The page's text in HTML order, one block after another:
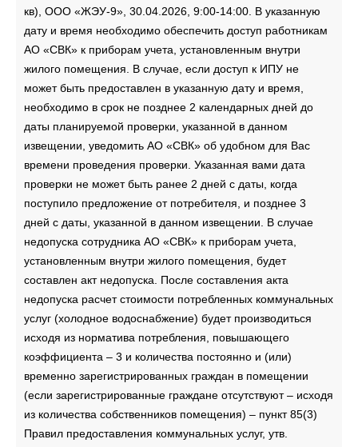
кв), ООО «ЖЭУ-9», 30.04.2026, 9:00-14:00. В указанную
дату и время необходимо обеспечить доступ работникам
АО «СВК» к приборам учета, установленным внутри
жилого помещения. В случае, если доступ к ИПУ не
может быть предоставлен в указанную дату и время,
необходимо в срок не позднее 2 календарных дней до
даты планируемой проверки, указанной в данном
извещении, уведомить АО «СВК» об удобном для Вас
времени проведения проверки. Указанная вами дата
проверки не может быть ранее 2 дней с даты, когда
поступило предложение от потребителя, и позднее 3
дней с даты, указанной в данном извещении. В случае
недопуска сотрудника АО «СВК» к приборам учета,
установленным внутри жилого помещения, будет
составлен акт недопуска. После составления акта
недопуска расчет стоимости потребленных коммунальных
услуг (холодное водоснабжение) будет производиться
исходя из норматива потребления, повышающего
коэффициента – 3 и количества постоянно и (или)
временно зарегистрированных граждан в помещении
(если зарегистрированные граждане отсутствуют – исходя
из количества собственников помещения) – пункт 85(3)
Правил предоставления коммунальных услуг, утв.